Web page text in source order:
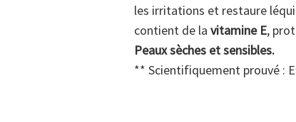
les irritations et restaure
contient de la vitamine E,
Peaux sèches et sensibles.
** Scientifiquement prouvé :